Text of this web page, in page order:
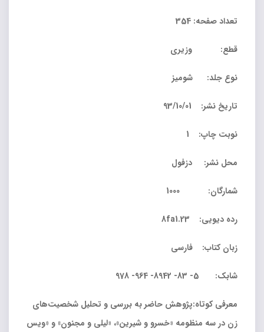
تعداد صفحه: 354
قطع: وزیری
نوع جلد: شومیز
تاریخ نشر: 93/10/01
نوبت چاپ: 1
محل نشر: دزفول
شمارگان: 1000
رده دیویی: 8fa1.23
زبان کتاب: فارسی
شابک: 5- 83- 8942- 964- 978
معرفی کوتاه:پژوهش حاضر به بررسی و تحلیل شخصیت‌های
زن در سه منظومه «خسرو و شیرین»، «لیلی و مجنون» و «ویس